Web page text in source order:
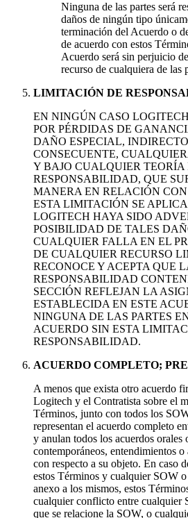
Ninguna de las partes será
daños de ningún tipo
terminación del Acuerdo o
de acuerdo con estos
Acuerdo será sin perjuicio
recurso de cualquiera de las
LIMITACIÓN DE
EN NINGÚN CASO
POR PÉRDIDAS DE
DAÑO ESPECIAL,
CONSECUENTE,
Y BAJO CUALQUIER TEORÍA
RESPONSABILIDAD, QUE
MANERA EN RELACIÓN
ESTA LIMITACIÓN SE
LOGITECH HAYA SIDO
POSIBILIDAD DE TALES
CUALQUIER FALLA EN EL
DE CUALQUIER RECURSO
RECONOCE Y ACEPTA QUE
RESPONSABILIDAD
SECCIÓN REFLEJAN LA
ESTABLECIDA EN ESTE
NINGUNA DE LAS PARTES
ACUERDO SIN ESTA
RESPONSABILIDAD.
ACUERDO COMPLETO;
A menos que exista otro acuerdo
Logitech y el Contratista sobre el
Términos, junto con todos los
representan el acuerdo completo
y anulan todos los acuerdos orales
contemporáneos, entendimientos o
con respecto a su objeto. En caso
estos Términos y cualquier SOW
anexo a los mismos, estos
cualquier conflicto entre cualquier
que se relacione la SOW, o